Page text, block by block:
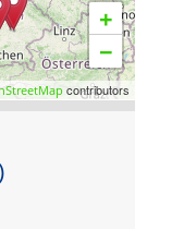
+
−
contributors